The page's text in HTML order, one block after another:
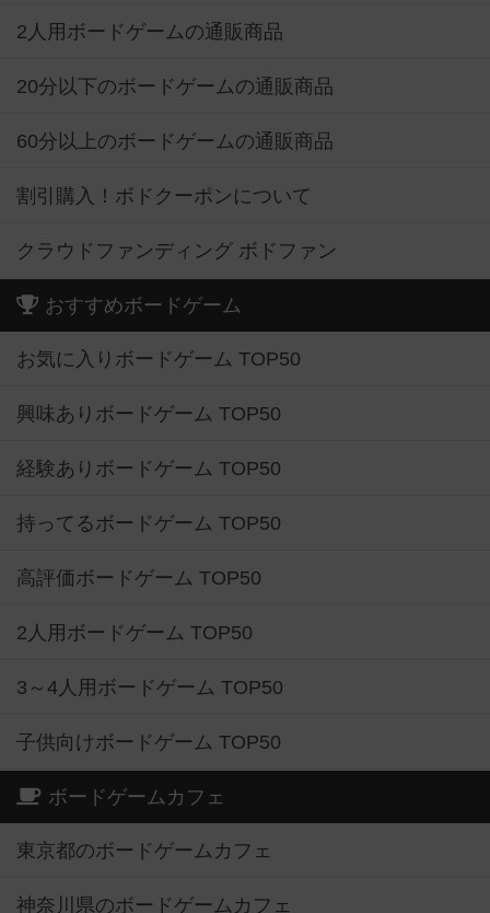
2人用ボードゲームの通販商品
20分以下のボードゲームの通販商品
60分以上のボードゲームの通販商品
割引購入！ボドクーポンについて
クラウドファンディング ボドファン
おすすめボードゲーム
お気に入りボードゲーム TOP50
興味ありボードゲーム TOP50
経験ありボードゲーム TOP50
持ってるボードゲーム TOP50
高評価ボードゲーム TOP50
2人用ボードゲーム TOP50
3～4人用ボードゲーム TOP50
子供向けボードゲーム TOP50
ボードゲームカフェ
東京都のボードゲームカフェ
神奈川県のボードゲームカフェ